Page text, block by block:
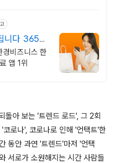
니다 365일
비즈니스 한
앱 1위
아 보는 '트렌드 로드', 그 2회
로나', 코로나로 인해 '언택트'한
동안 과연 '트렌드'마저 '언택
서로가 소원해지는 시간 사람들